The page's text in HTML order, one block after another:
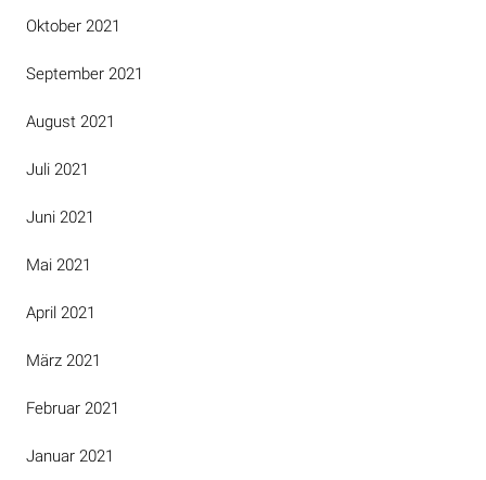
Oktober 2021
September 2021
August 2021
Juli 2021
Juni 2021
Mai 2021
April 2021
März 2021
Februar 2021
Januar 2021